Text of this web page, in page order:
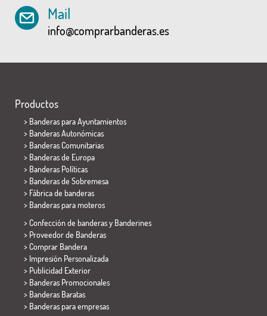
Mail
info@comprarbanderas.es
Productos
> Banderas para Ayuntamientos
> Banderas Autonómicas
> Banderas Comunitarias
> Banderas de Europa
> Banderas Políticas
> Banderas de Sobremesa
> Fábrica de banderas
> Banderas para moteros
> Confección de banderas y Banderines
> Proveedor de Banderas
> Comprar Bandera
> Impresión Personalizada
> Publicidad Exterior
> Banderas Promocionales
> Banderas Baratas
> Banderas para empresas